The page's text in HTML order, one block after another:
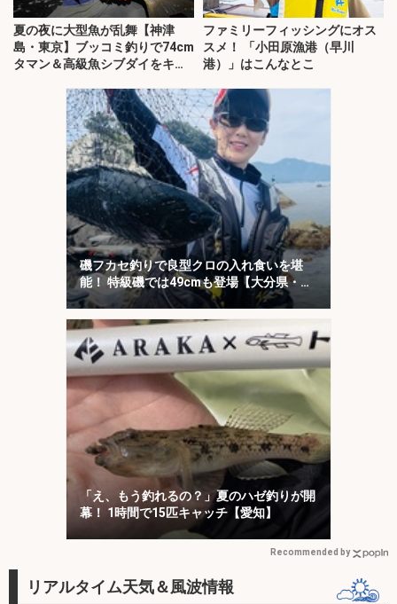
夏の夜に大型魚が乱舞【神津
島・東京】ブッコミ釣りで74cm
タマン＆高級魚シブダイをキャ
ファミリーフィッシングにオス
スメ！ 「小田原漁港（早川
港）」はこんなとこ
磯フカセ釣りで良型クロの入れ食いを堪
能！ 特級磯では49cmも登場【大分県・鶴
見の磯】
「え、もう釣れるの？」夏のハゼ釣りが開
幕！ 1時間で15匹キャッチ【愛知】
Recommended by
リアルタイム天気＆風波情報